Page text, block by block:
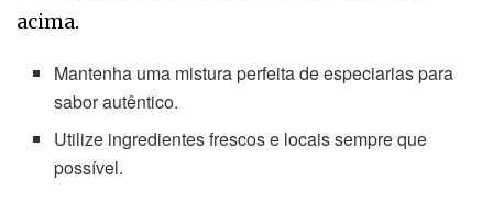
acima.
Mantenha uma mistura perfeita de especiarias para
sabor autêntico.
Utilize ingredientes frescos e locais sempre que
possível.